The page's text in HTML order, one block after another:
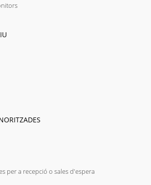
per a recepció o sales d'espera